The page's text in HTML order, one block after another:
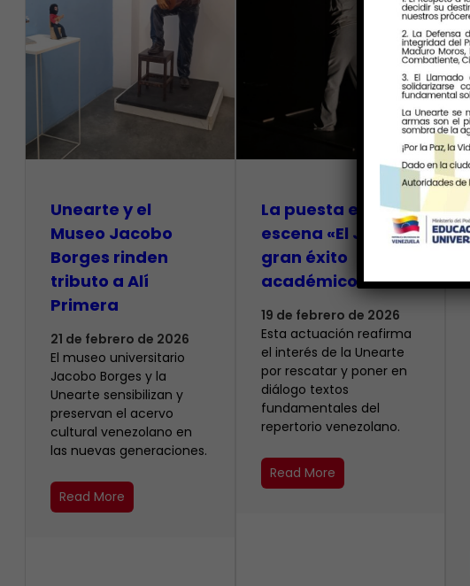
Unearte y el
Museo Jacobo
Borges rinden
tributo a Alí
Primera
21 de febrero de 2026
El museo universitario
Jacobo Borges y la
Unearte sensibilizan y
preservan el acervo
cultural venezolano en
las nuevas generaciones.
Read More
La puesta en
escena «El Juego»
gran éxito
académico
19 de febrero de 2026
Esta actuación reafirma
el interés de la Unearte
por rescatar y poner en
diálogo textos
fundamentales del
repertorio venezolano.
Read More